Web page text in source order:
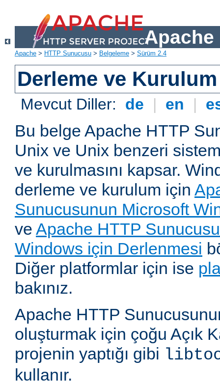
Apache
Apache > HTTP Sunucusu > Belgeleme > Sürüm 2.4
Derleme ve Kurulum
Mevcut Diller: de | en |
Bu belge Apache HTTP
Unix ve Unix benzeri
ve kurulmasını kapsar.
derleme ve kurulum için
Sunucusunun Microsoft
ve Apache HTTP
Windows için Derlenmesi
Diğer platformlar için ise
bakınız.
Apache HTTP
oluşturmak için çoğu Açık
projenin yaptığı gibi
kullanır.